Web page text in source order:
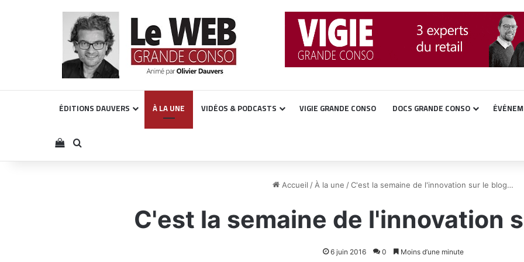
ÉDITIONS DAUVERS À LA UNE VIDÉOS & PODCASTS VIGIE GRANDE CONSO DOCS GRANDE CONSO
Voir votre panier
Rechercher
Accueil / À la une /C'est la semaine de l'innovation sur le blog…
C'est la semaine de l'innovation
6 juin 2016 0 Moins d’une minute